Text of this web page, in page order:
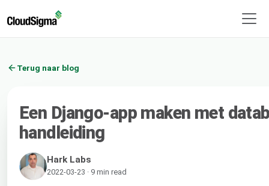
Terug naar blog
Een Django-app maken met
handleiding
Hark Labs
2022-03-23 · 9 min read